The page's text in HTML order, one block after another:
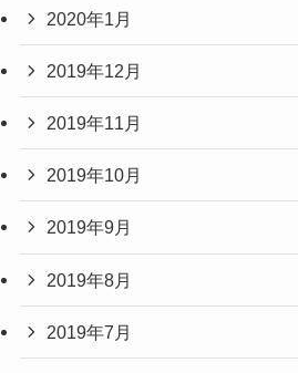
2020年1月
2019年12月
2019年11月
2019年10月
2019年9月
2019年8月
2019年7月